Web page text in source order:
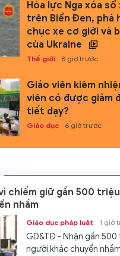
Hỏa lực Nga xóa sổ
trên Biển Đen, phá
chục xe cơ giới và
của Ukraine
Thế giới 8 giờ trước
Giáo viên kiêm
viên có được giảm
tiết dạy?
Giáo dục 6 giờ trước
chiếm giữ gần 500
nhầm
Giáo dục pháp luật 1 giờ
GD&TĐ - Nhận gần 500
người khác chuyển